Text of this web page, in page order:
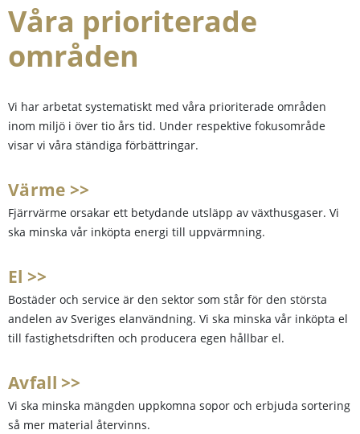
Våra prioriterade
områden
Vi har arbetat systematiskt med våra prioriterade områden
inom miljö i över tio års tid. Under respektive fokusområde
visar vi våra ständiga förbättringar.
Värme >>
Fjärrvärme orsakar ett betydande utsläpp av växthusgaser. Vi
ska minska vår inköpta energi till uppvärmning.
El >>
Bostäder och service är den sektor som står för den största
andelen av Sveriges elanvändning. Vi ska minska vår inköpta el
till fastighetsdriften och producera egen hållbar el.
Avfall >>
Vi ska minska mängden uppkomna sopor och erbjuda sortering
så mer material återvinns.